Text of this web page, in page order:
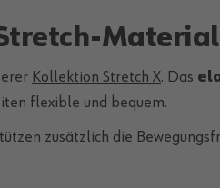
Material
Kollektion Stretch X. Das
flexible und bequem.
zusätzlich die